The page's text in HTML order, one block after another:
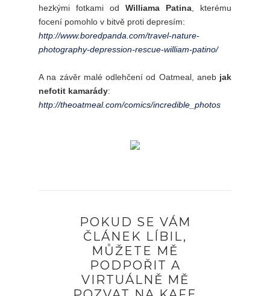
hezkými fotkami od
Williama Patina , kterému
focení pomohlo v bitvě proti depresím:
http://www.boredpanda.com/travel-nature-
photography-depression-rescue-william-patino/
A na závěr malé odlehčení od Oatmeal, aneb jak
nefotit kamarády:
http://theoatmeal.com/comics/incredible_photos
POKUD SE VÁM
ČLÁNEK LÍBIL,
MŮŽETE MĚ
PODPOŘIT A
VIRTUÁLNĚ MĚ